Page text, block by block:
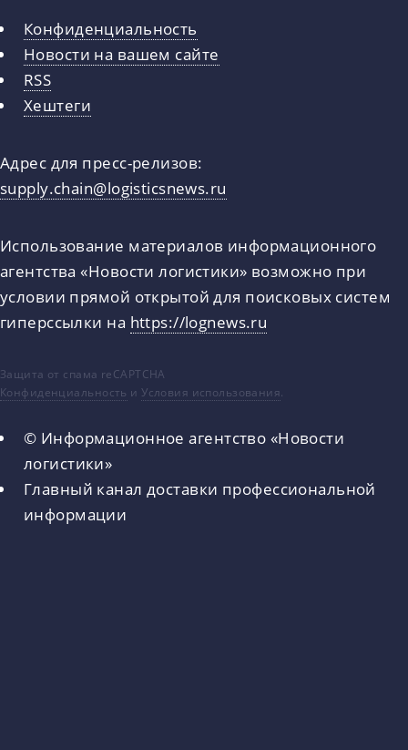
Конфиденциальность
Новости на вашем сайте
RSS
Хештеги
Адрес для пресс-релизов:
supply.chain@logisticsnews.ru
Использование материалов информационного
агентства «Новости логистики» возможно при
условии прямой открытой для поисковых систем
гиперссылки на https://lognews.ru
Защита от спама reCAPTCHA
Конфиденциальность иУсловия использования.
© Информационное агентство «Новости
логистики»
Главный канал доставки профессиональной
информации